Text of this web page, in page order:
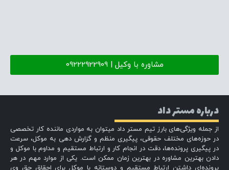
مشاوره با وکیل | 09222922909
درباره مستر داد
از جمله ویژگی‌های بارز تیم مستر داد میتوان به مواردی ماننده کار تخصصی
در حوزه‌های مختلف حقوقی، پیگیری منظم و گزارش دهی به موکل، سرعت
در پیگیری پرونده‌ها، دقت در انجام کار و ارتباط مستقیم و مداوم با موکل و
دادن بهترین مشاوره در بهترین زمان ممکن است. یکی از موارد مهم در هر
پرونده‌ای داشتن ارتباط مستقیم و دوستانه با موکل برای احقاق حق وی